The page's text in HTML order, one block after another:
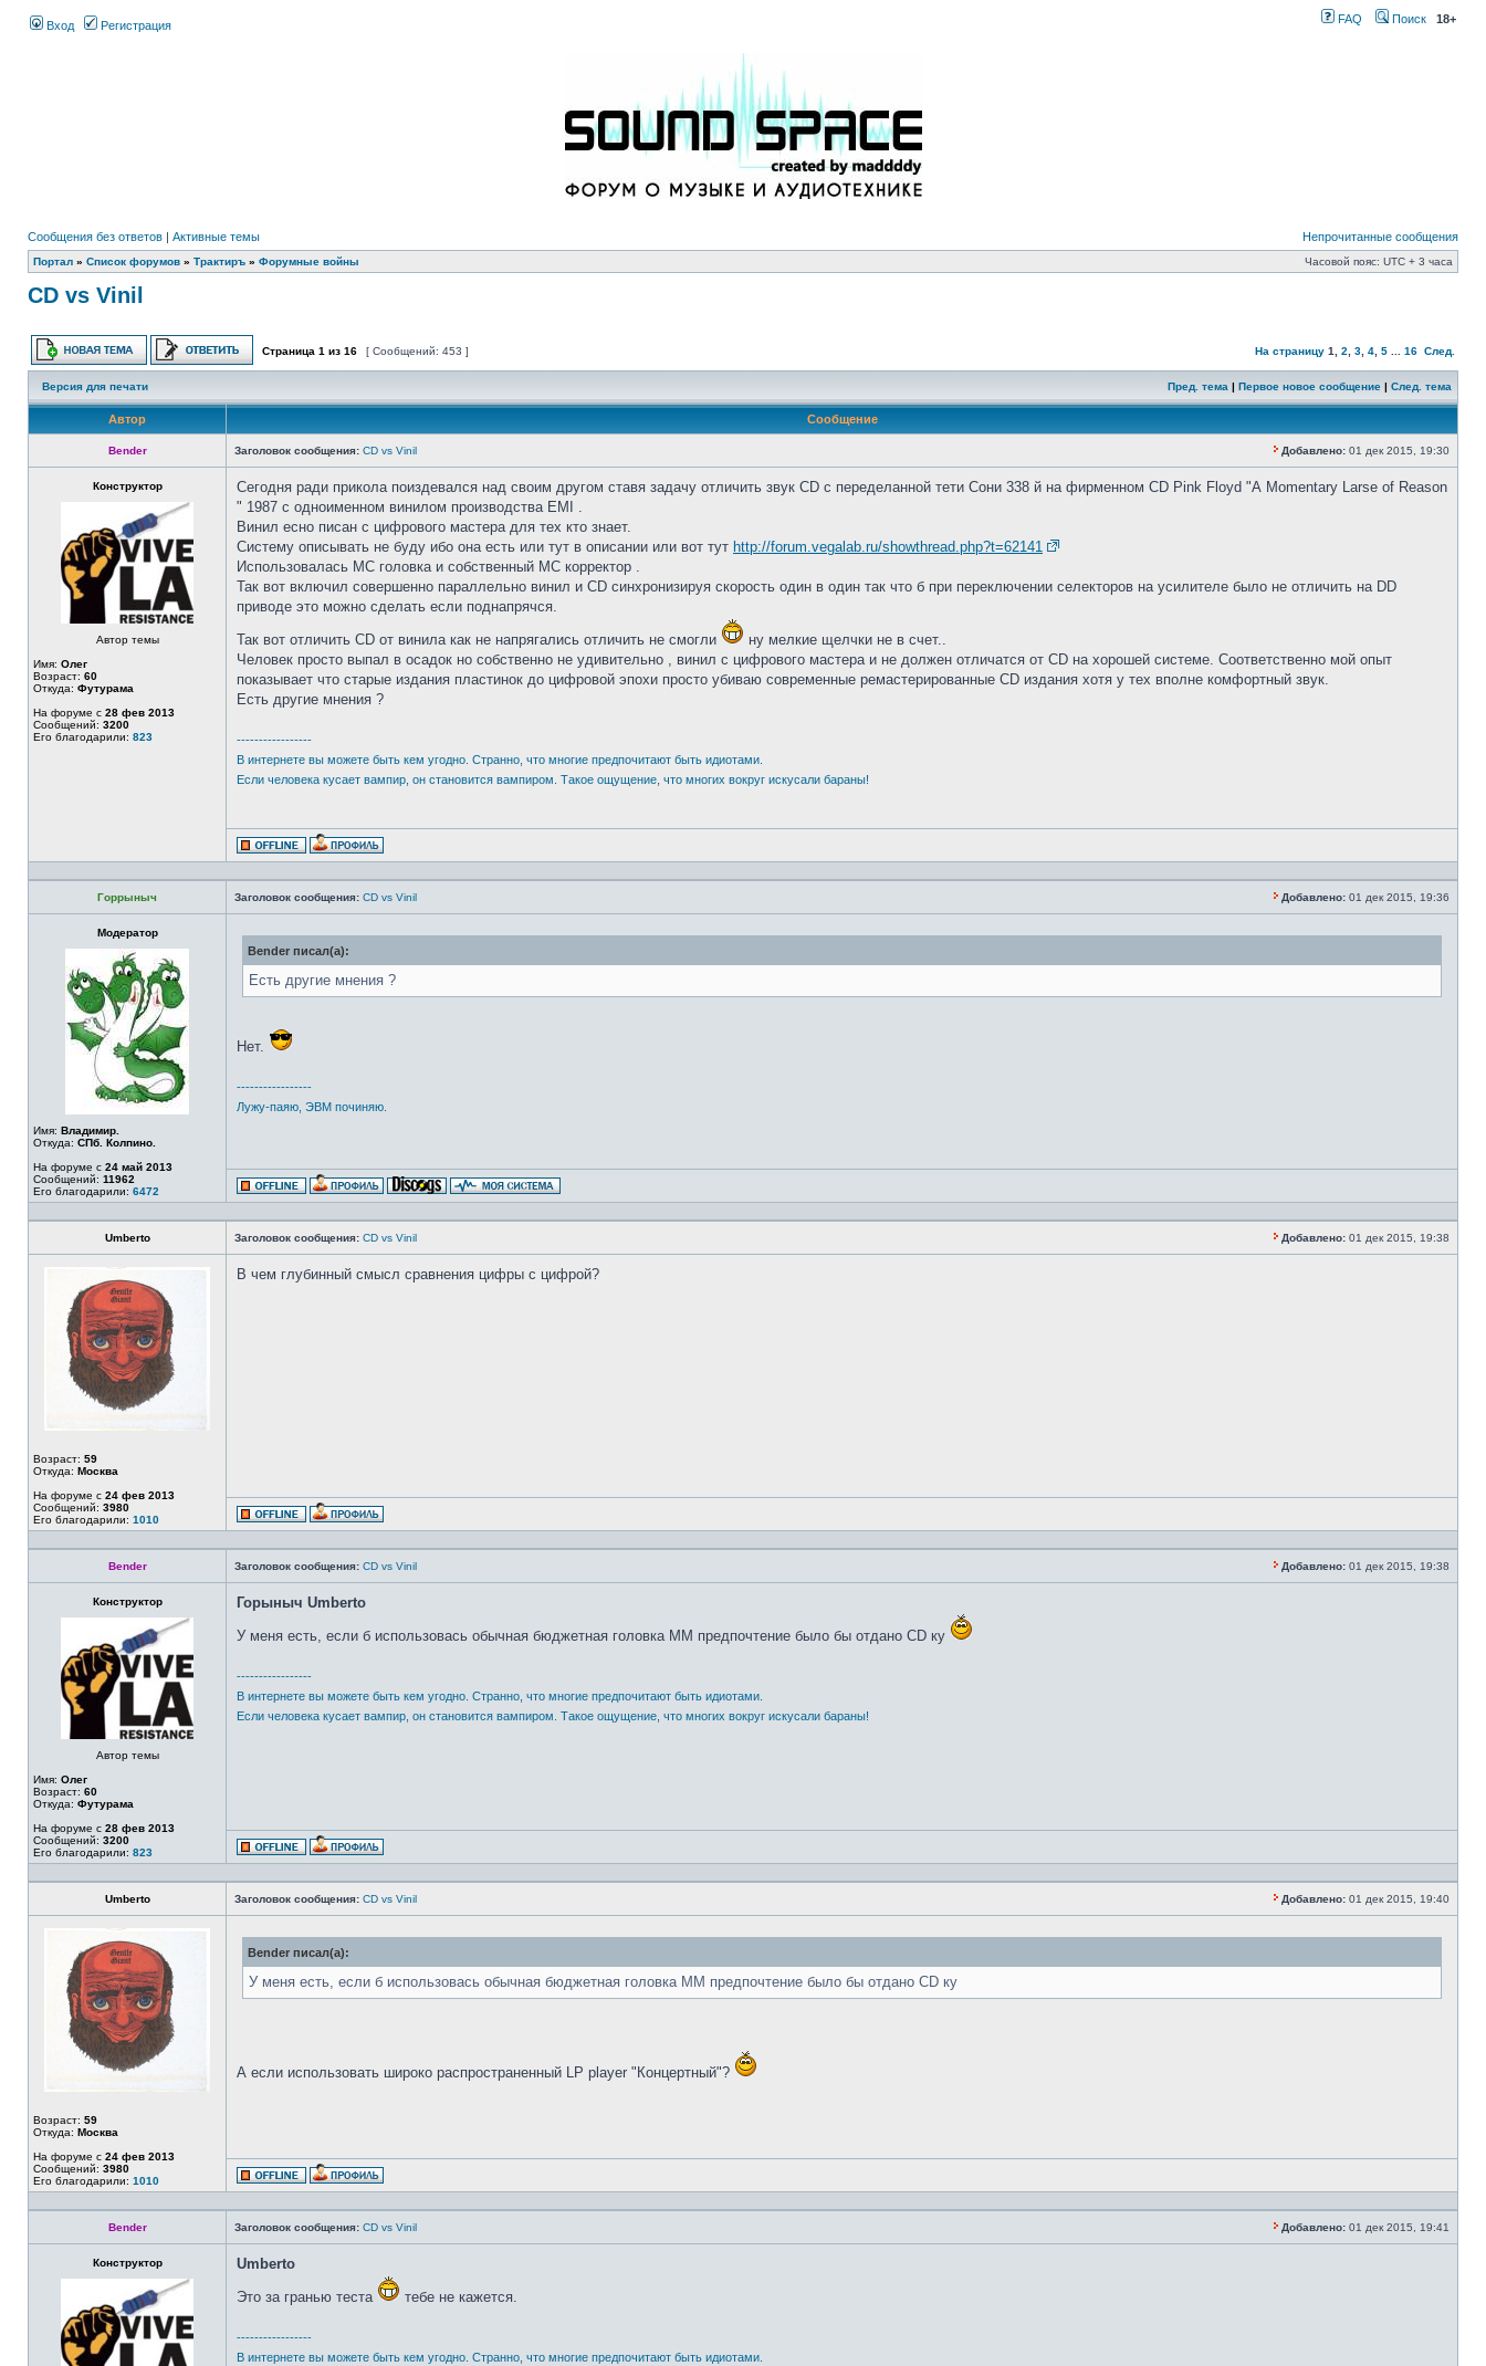
Вход Регистрация FAQ Поиск 18+
Сообщения без ответов | Активные темы Непрочитанные сообщения
Портал » Список форумов » Трактиръ » Форумные войны Часовой пояс: UTC + 3 часа
CD vs Vinil
Страница 1 из 16 [ Сообщений: 453 ] На страницу 1 2 3 4 5 16 След.
Версия для печати Пред. тема | Первое новое сообщение | След. тема
Автор Сообщение
Bender Заголовок сообщения: CD vs Vinil Добавлено: 01 дек 2015, 19:30
Конструктор
Автор темы
Имя: Олег
Возраст: 60
Откуда: Футурама
На форуме с 28 фев 2013
Сообщений: 3200
Его благодарили: 823
Сегодня ради прикола поиздевался над своим другом ставя задачу отличить звук CD с переделанной тети Сони 338 й на фирменном CD Pink Floyd "А Momentary Larse of Reason
" 1987 с одноименном винилом производства EMI .
Винил есно писан с цифрового мастера для тех кто знает.
Систему описывать не буду ибо она есть или тут в описании или вот тут http://forum.vegalab.ru/showthread.php?t=62141
Использовалась МС головка и собственный МС корректор .
Так вот включил совершенно параллельно винил и CD синхронизируя скорость один в один так что б при переключении селекторов на усилителе было не отличить на DD
приводе это можно сделать если поднапрячся.
Так вот отличить CD от винила как не напрягались отличить не смогли
ну мелкие щелчки не в счет..
Человек просто выпал в осадок но собственно не удивительно , винил с цифрового мастера и не должен отличатся от CD на хорошей системе. Соответственно мой опыт
показывает что старые издания пластинок до цифровой эпохи просто убиваю современные ремастерированные СD издания хотя у тех вполне комфортный звук.
Есть другие мнения ?
-----------------
В интернете вы можете быть кем угодно. Странно, что многие предпочитают быть идиотами.
Если человека кусает вампир, он становится вампиром. Такое ощущение, что многих вокруг искусали бараны!
Горрыныч Заголовок сообщения: CD vs Vinil Добавлено: 01 дек 2015, 19:36
Модератор
Имя: Владимир.
Откуда: СПб. Колпино.
На форуме с 24 май 2013
Сообщений: 11962
Его благодарили: 6472
Bender писал(а):
Есть другие мнения ?
Нет.
-----------------
Лужу-паяю, ЭВМ починяю.
Umberto Заголовок сообщения: CD vs Vinil Добавлено: 01 дек 2015, 19:38
Возраст: 59
Откуда: Москва
На форуме с 24 фев 2013
Сообщений: 3980
Его благодарили: 1010
В чем глубинный смысл сравнения цифры с цифрой?
Bender Заголовок сообщения: CD vs Vinil Добавлено: 01 дек 2015, 19:38
Конструктор
Автор темы
Имя: Олег
Возраст: 60
Откуда: Футурама
На форуме с 28 фев 2013
Сообщений: 3200
Его благодарили: 823
Горыныч Umberto
У меня есть, если б использовась обычная бюджетная головка ММ предпочтение было бы отдано CD ку
-----------------
В интернете вы можете быть кем угодно. Странно, что многие предпочитают быть идиотами.
Если человека кусает вампир, он становится вампиром. Такое ощущение, что многих вокруг искусали бараны!
Umberto Заголовок сообщения: CD vs Vinil Добавлено: 01 дек 2015, 19:40
Возраст: 59
Откуда: Москва
На форуме с 24 фев 2013
Сообщений: 3980
Его благодарили: 1010
Bender писал(а):
У меня есть, если б использовась обычная бюджетная головка ММ предпочтение было бы отдано CD ку
А если использовать широко распространенный LP player "Концертный"?
Bender Заголовок сообщения: CD vs Vinil Добавлено: 01 дек 2015, 19:41
Конструктор
Umberto
Это за гранью теста
тебе не кажется.
-----------------
В интернете вы можете быть кем угодно. Странно, что многие предпочитают быть идиотами.